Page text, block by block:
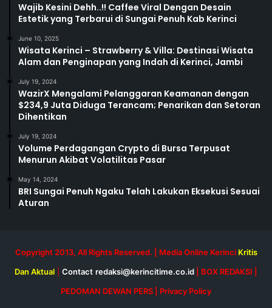
Wajib Kesini Dehh..!! Caffee Viral Dengan Desain
Estetik yang Terbarui di Sungai Penuh Kab Kerinci
June 10, 2025
Wisata Kerinci – Strawberry & Villa: Destinasi Wisata
Alam dan Penginapan yang Indah di Kerinci, Jambi
July 19, 2024
WazirX Mengalami Pelanggaran Keamanan dengan
$234,9 Juta Diduga Terancam; Penarikan dan Setoran
Dihentikan
July 19, 2024
Volume Perdagangan Crypto di Bursa Terpusat
Menurun Akibat Volatilitas Pasar
May 14, 2024
BRI Sungai Penuh Ngaku Telah Lakukan Eksekusi Sesuai
Aturan
Copyright 2013, All Rights Reserved. | Media Online Kerinci Kritis
Dan Aktual
Contact redaksi@kerincitime.co.id BOX REDAKSI
PEDOMAN DEWAN PERS
Privacy Policy